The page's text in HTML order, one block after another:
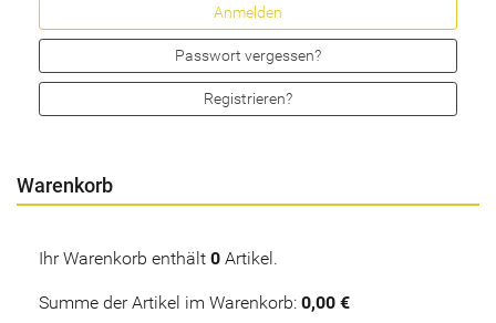
Passwort vergessen?
Registrieren?
Warenkorb
Ihr Warenkorb enthält 0 Artikel.
Summe der Artikel im Warenkorb: 0,00 €